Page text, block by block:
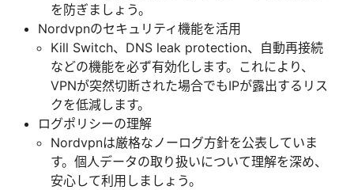
を防ぎましょう。
Nordvpnのセキュリティ機能を活用
Kill Switch、DNS leak protection、自動再接続
などの機能を必ず有効化します。これにより、
VPNが突然切断された場合でもIPが露出するリス
クを低減します。
ログポリシーの理解
Nordvpnは厳格なノーログ方針を公表していま
す。個人データの取り扱いについて理解を深め、
安心して利用しましょう。